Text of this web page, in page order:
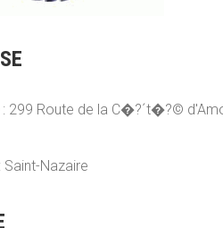
: 299 Route de la C�?´t�?©
: Saint-Nazaire